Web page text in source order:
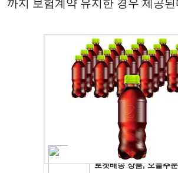
까지 보험계약 유지한 경우 제공된